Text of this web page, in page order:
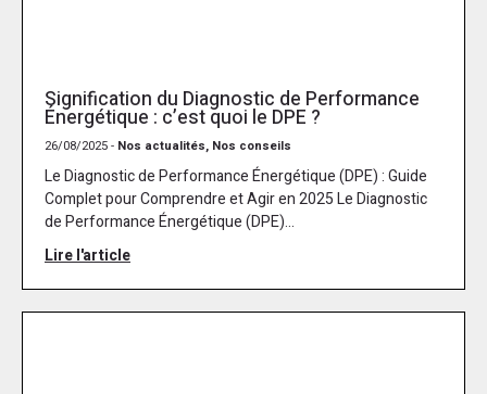
Signification du Diagnostic de Performance
Énergétique : c’est quoi le DPE ?
26/08/2025 - Nos actualités, Nos conseils
Le Diagnostic de Performance Énergétique (DPE) : Guide
Complet pour Comprendre et Agir en 2025 Le Diagnostic
de Performance Énergétique (DPE)...
Lire l'article